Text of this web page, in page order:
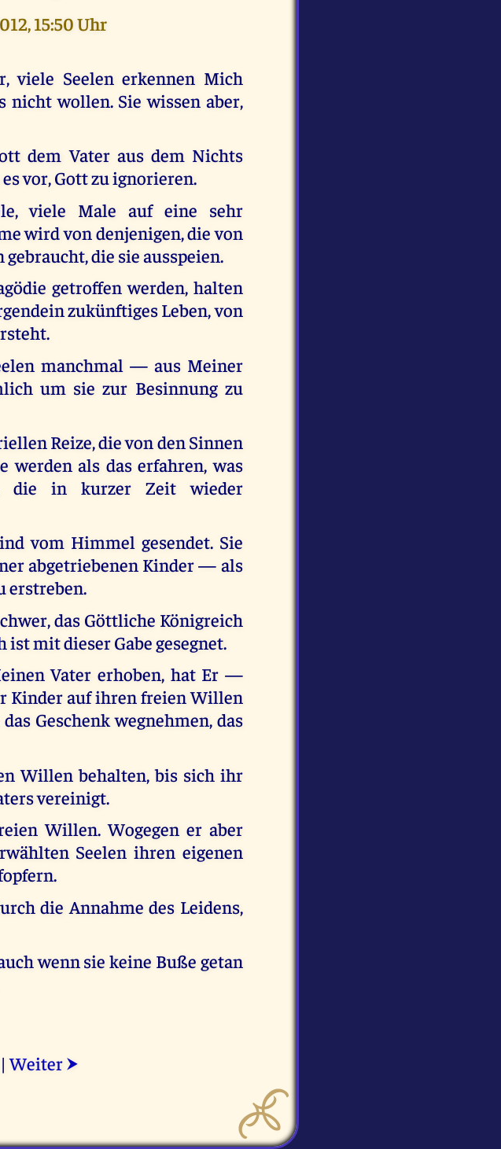
15:50 Uhr
viele Seelen erkennen Mich
nicht wollen. Sie wissen aber,
dem Vater aus dem Nichts
vor, Gott zu ignorieren.
viele Male auf eine sehr
wird von denjenigen, die von
die sie ausspeien.
getroffen werden, halten
zukünftiges Leben, von
manchmal — aus Meiner
um sie zur Besinnung zu
Reize, die von den Sinnen
werden als das erfahren, was
die in kurzer Zeit wieder
vom Himmel gesendet. Sie
abgetriebenen Kinder — als
erstreben.
das Göttliche Königreich
mit dieser Gabe gesegnet.
Vater erhoben, hat Er —
Kinder auf ihren freien Willen
Geschenk wegnehmen, das
Willen behalten, bis sich ihr
vereinigt.
Willen. Wogegen er aber
Seelen ihren eigenen
die Annahme des Leidens,
wenn sie keine Buße getan
|Weiter ⮞